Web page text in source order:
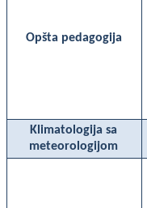
Opšta pedagogija
Klimatologija sa
meteorologijom